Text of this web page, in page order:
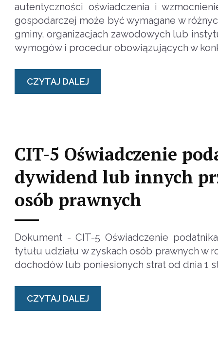
autentyczności oświadczenia i
gospodarczej może być wymagane w
gminy, organizacjach zawodowych lub
wymogów i procedur obowiązujących w
CZYTAJ DALEJ
CIT-5 Oświadczenie
dywidend lub innych
osób prawnych
Dokument - CIT-5 Oświadczenie
tytułu udziału w zyskach osób prawnych w
dochodów lub poniesionych strat od dnia 1
CZYTAJ DALEJ